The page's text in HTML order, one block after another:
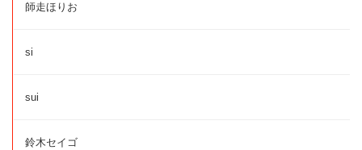
師走ほりお
si
sui
鈴木セイゴ